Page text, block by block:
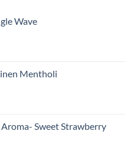
Wave
Mentholi
Sweet Strawberry